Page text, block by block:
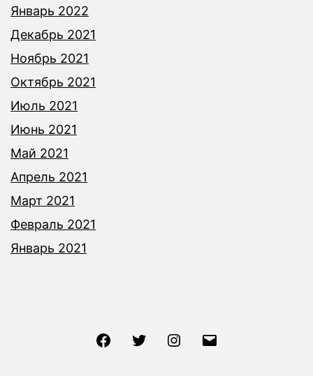
Январь 2022
Декабрь 2021
Ноябрь 2021
Октябрь 2021
Июль 2021
Июнь 2021
Май 2021
Апрель 2021
Март 2021
Февраль 2021
Январь 2021
FacebookTwitter Instagram